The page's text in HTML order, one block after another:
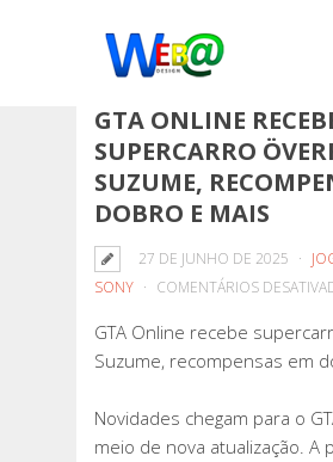
GTA ONLINE
SUPERCARRO
SUZUME,
DOBRO E MAIS
27 DE JUNHO DE 2025
SONY
COMENTÁRIOS
GTA Online recebe
Suzume, recompensas em
Novidades chegam para o
meio de nova atualização. A